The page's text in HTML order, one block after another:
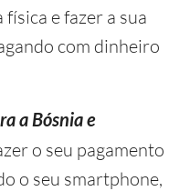
e fazer a sua
com dinheiro
a Bósnia e
o seu pagamento
o seu smartphone,